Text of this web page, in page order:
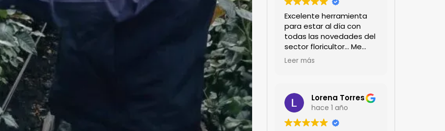
Excelente herramienta
para estar al día con
todas las novedades del
sector floricultor... Me
encanta!!!
Leer más
Lorena Torres
hace 1 año